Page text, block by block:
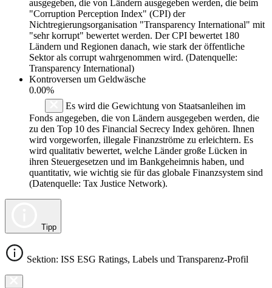
ausgegeben, die von Ländern ausgegeben werden, die beim
"Corruption Perception Index" (CPI) der
Nichtregierungsorganisation "Transparency International" mit
"sehr korrupt" bewertet werden. Der CPI bewertet 180
Ländern und Regionen danach, wie stark der öffentliche
Sektor als corrupt wahrgenommen wird. (Datenquelle:
Transparency International)
Kontroversen um Geldwäsche
0.00%
Es wird die Gewichtung von Staatsanleihen im
Fonds angegeben, die von Ländern ausgegeben werden, die
zu den Top 10 des Financial Secrecy Index gehören. Ihnen
wird vorgeworfen, illegale Finanzströme zu erleichtern. Es
wird qualitativ bewertet, welche Länder große Lücken in
ihren Steuergesetzen und im Bankgeheimnis haben, und
quantitativ, wie wichtig sie für das globale Finanzsystem sind
(Datenquelle: Tax Justice Network).
Tipp
Sektion: ISS ESG Ratings, Labels und Transparenz-Profil